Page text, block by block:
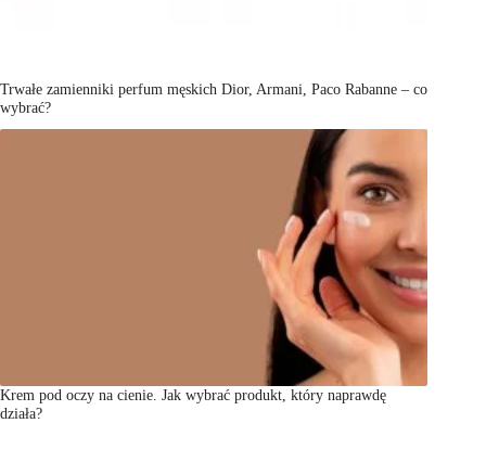
Trwałe zamienniki perfum męskich Dior, Armani, Paco Rabanne – co
wybrać?
Krem pod oczy na cienie. Jak wybrać produkt, który naprawdę
działa?